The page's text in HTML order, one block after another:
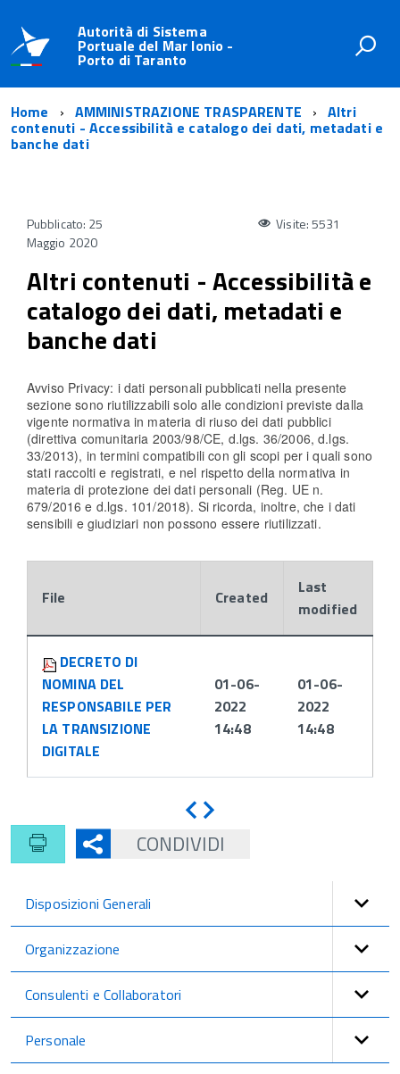
Autorità di Sistema
Portuale del Mar Ionio -
Porto di Taranto
Home AMMINISTRAZIONE TRASPARENTE Altri
contenuti - Accessibilità e catalogo dei dati, metadati e
banche dati
Pubblicato: 25
Maggio 2020
Visite: 5531
Altri contenuti - Accessibilità e
catalogo dei dati, metadati e
banche dati
Avviso Privacy: i dati personali pubblicati nella presente
sezione sono riutilizzabili solo alle condizioni previste dalla
vigente normativa in materia di riuso dei dati pubblici
(direttiva comunitaria 2003/98/CE, d.lgs. 36/2006, d.lgs.
33/2013), in termini compatibili con gli scopi per i quali sono
stati raccolti e registrati, e nel rispetto della normativa in
materia di protezione dei dati personali (Reg. UE n.
679/2016 e d.lgs. 101/2018). Si ricorda, inoltre, che i dati
sensibili e giudiziari non possono essere riutilizzati.
Attachments:
File Created
Last
modified
DECRETO DI
NOMINA DEL
RESPONSABILE PER
LA TRANSIZIONE
DIGITALE
01-06-
2022
14:48
01-06-
2022
14:48
Indietro
CONDIVIDI
Disposizioni Generali
Organizzazione
Consulenti e Collaboratori
Personale